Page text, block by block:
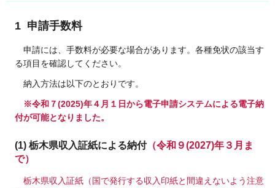
1 申請手数料
申請には、手数料が必要な場合があります。各種免状の該当す
る項目を確認してください。
納入方法は以下のとおりです。
※令和７(2025)年４月１日から電子申請システムによる電子納
付が可能となりました。
(1) 栃木県収入証紙による納付（令和９(2027)年３月ま
で）
栃木県収入証紙（国で発行する収入印紙と間違えないよう注意